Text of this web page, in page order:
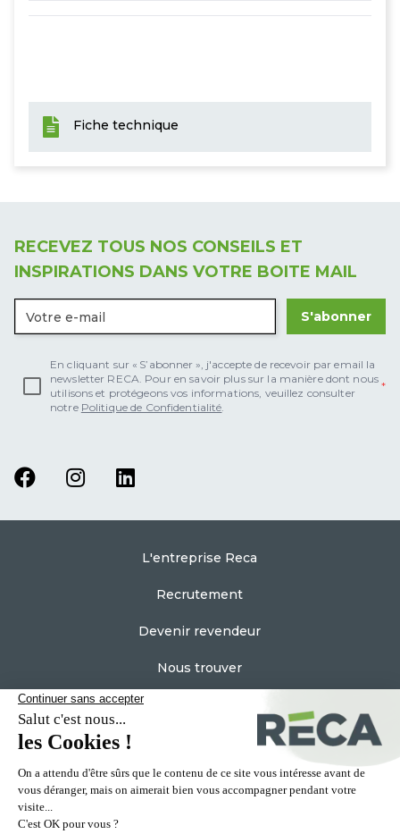
Fiche technique
RECEVEZ TOUS NOS CONSEILS ET
INSPIRATIONS DANS VOTRE BOITE MAIL
S'abonner
En cliquant sur « S’abonner », j'accepte de recevoir par email la
newsletter RECA. Pour en savoir plus sur la manière dont nous
utilisons et protégeons vos informations, veuillez consulter
notre Politique de Confidentialité.
L'entreprise Reca
Recrutement
Devenir revendeur
Nous trouver